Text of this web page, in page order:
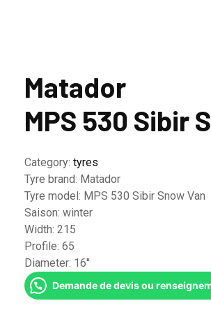
Matador
MPS 530 Sibir
Category: tyres
Tyre brand: Matador
Tyre model: MPS 530 Sibir Snow Van
Saison: winter
Width: 215
Profile: 65
Diameter: 16''
Demande de devis ou